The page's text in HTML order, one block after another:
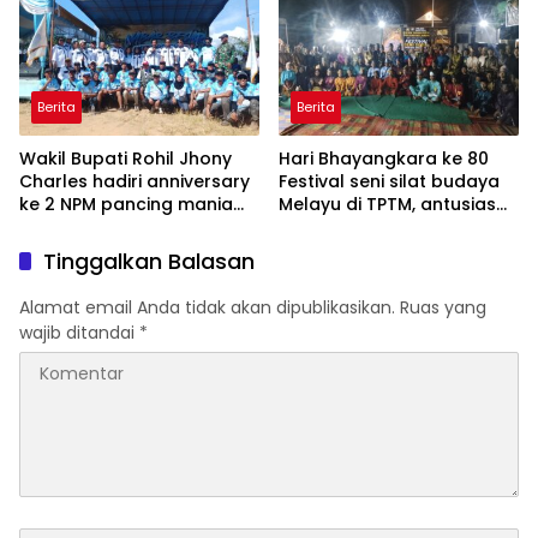
Berita
Wakil Bupati Rohil Jhony
Charles hadiri anniversary
ke 2 NPM pancing mania
diikuti 1154 peserta dari
berbagai wilayah di pulau
sumatera
Berita
Hari Bhayangkara ke 80
Festival seni silat budaya
Melayu di TPTM, antusias
kabupaten Rohil
Tinggalkan Balasan
Alamat email Anda tidak akan dipublikasikan. Ruas yang
wajib ditandai *